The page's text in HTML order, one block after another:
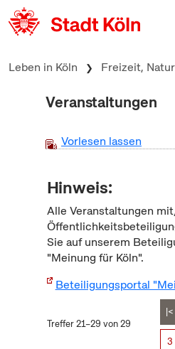
zum Inhalt springen
Leben in Köln Freizeit,
Veranstaltungen
Vorlesen lassen
Hinweis:
Alle Veranstaltungen
Sie auf unserem
"Meinung für Köln".
Beteiligungsportal
Treffer 21–29 von 29
|<
3